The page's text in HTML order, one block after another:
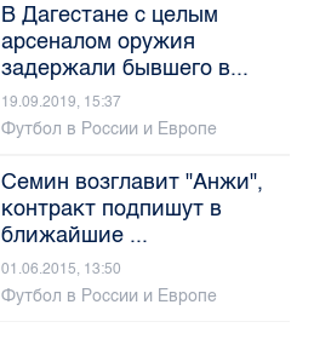
В Дагестане с целым
арсеналом оружия
задержали бывшего в...
19.09.2019, 15:37
Футбол в России и Европе
Семин возглавит "Анжи",
контракт подпишут в
ближайшие ...
01.06.2015, 13:50
Футбол в России и Европе